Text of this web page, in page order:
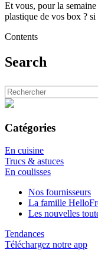
Et vous, pour la
plastique de vos box ? si
Contents
Search
Catégories
En cuisine
Trucs & astuces
En coulisses
Nos fournisseurs
La famille
Les nouvelles
Tendances
Téléchargez notre app